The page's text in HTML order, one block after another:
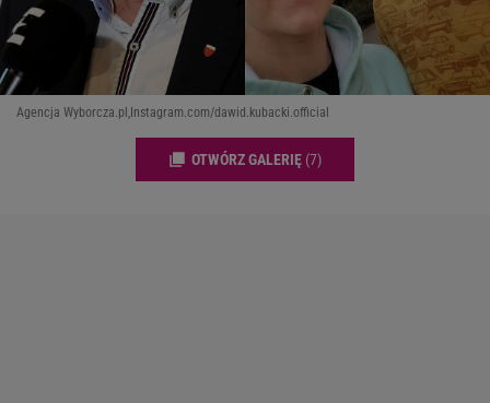
Agencja Wyborcza.pl,Instagram.com/dawid.kubacki.official
OTWÓRZ GALERIĘ (7)